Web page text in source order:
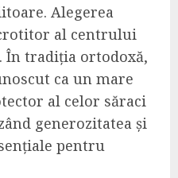
Alegerea
al centrului
În tradiția ortodoxă,
ca un mare
al celor săraci
generozitatea și
pentru